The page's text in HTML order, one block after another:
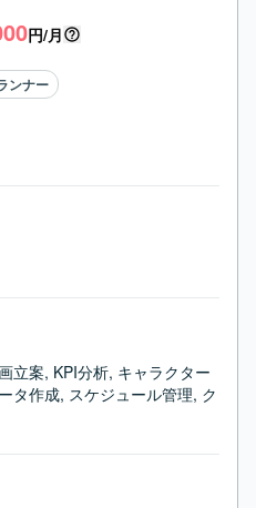
円/月
ンナー
立案, KPI分析, キャラクター
タ作成, スケジュール管理, ク